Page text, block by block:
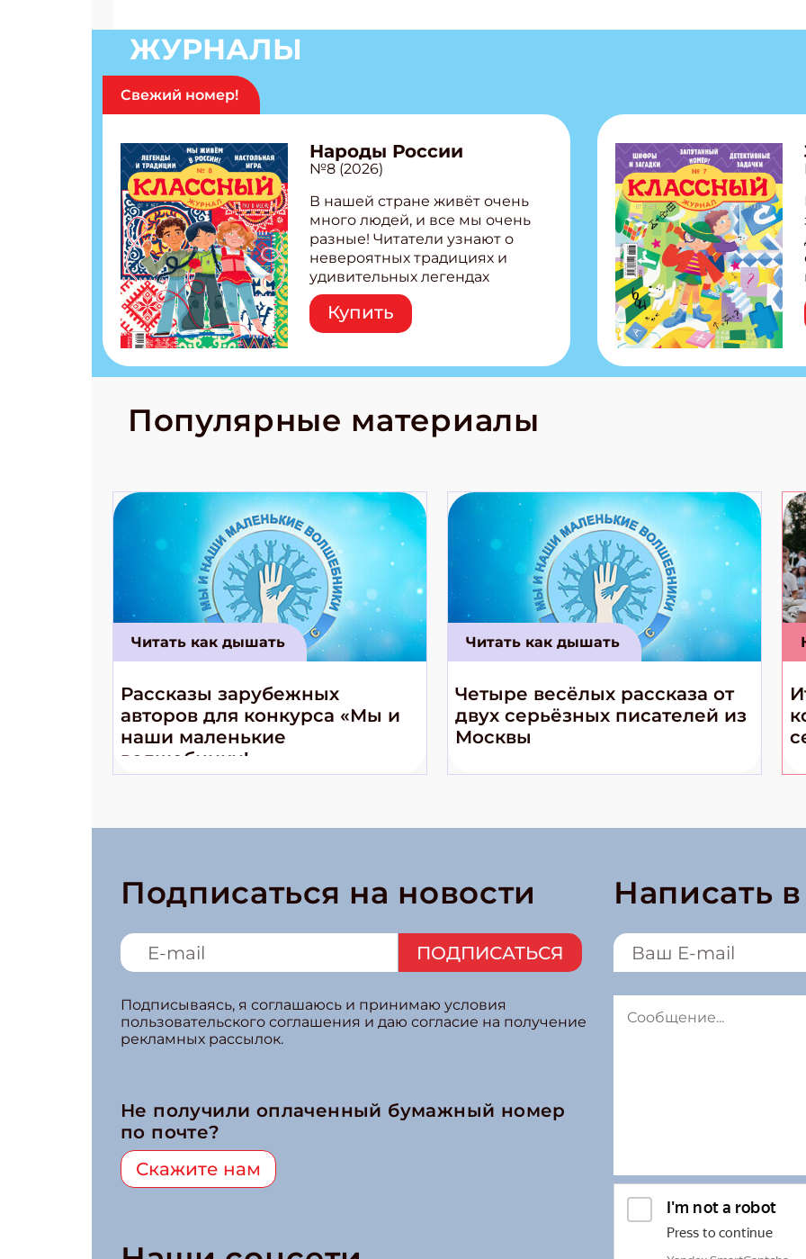
ЖУРНАЛЫ
Свежий номер!
Народы России
№8 (2026)
В нашей стране живёт очень
много людей, и все мы очень
разные! Читатели узнают о
невероятных традициях и
удивительных легендах
народов России! Внутри:
Легенды татар, башкир и
бурятов Настольная игра
странные слова Традиционные
космические приключения!
Купить
Популярные материалы
Читать как дышать
Рассказы зарубежных
авторов для конкурса «Мы и
наши маленькие
волшебники!»
Читать как дышать
Четыре весёлых рассказа от
двух серьёзных писателей из
Москвы
Подписаться на новости
ПОДПИСАТЬСЯ
Подписываясь, я соглашаюсь и принимаю условия
пользовательского соглашения и даю согласие на получение
рекламных рассылок.
Не получили оплаченный бумажный номер
по почте?
Скажите нам
Написать